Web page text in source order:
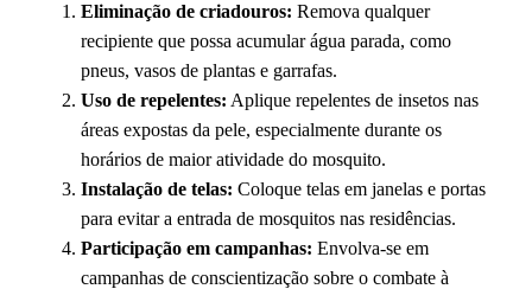
Eliminação de criadouros: Remova qualquer
recipiente que possa acumular água parada, como
pneus, vasos de plantas e garrafas.
Uso de repelentes: Aplique repelentes de insetos nas
áreas expostas da pele, especialmente durante os
horários de maior atividade do mosquito.
Instalação de telas: Coloque telas em janelas e portas
para evitar a entrada de mosquitos nas residências.
Participação em campanhas: Envolva-se em
campanhas de conscientização sobre o combate à